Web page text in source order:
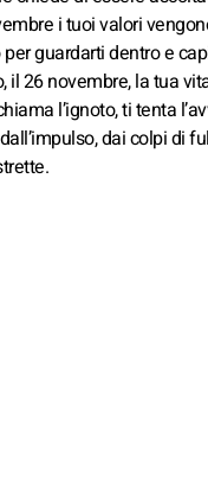
i tuoi valori
guardarti dentro e
il 26 novembre, la tua
l’ignoto, ti tenta
dai colpi di